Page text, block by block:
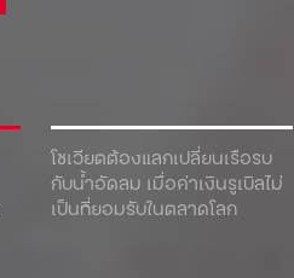
โซเวียตต้องแลกเปลี่ยนเรือรบ
กับน้ำอัดลม เมื่อค่าเงินรูเบิลไม่
เป็นที่ยอมรับในตลาดโลก